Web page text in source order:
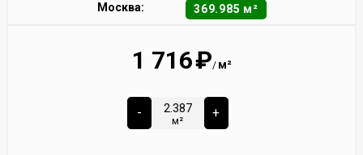
Москва:
369.985 м²
1 716₽/ м²
-
м²
+